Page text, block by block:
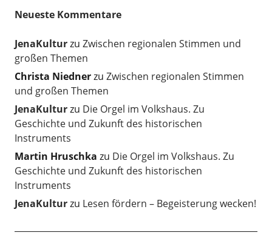
Neueste Kommentare
JenaKulturzu Zwischen regionalen Stimmen und
großen Themen
Christa Niednerzu Zwischen regionalen Stimmen
und großen Themen
JenaKulturzu Die Orgel im Volkshaus. Zu
Geschichte und Zukunft des historischen
Instruments
Martin Hruschka zu Die Orgel im Volkshaus. Zu
Geschichte und Zukunft des historischen
Instruments
JenaKulturzu Lesen fördern – Begeisterung wecken!